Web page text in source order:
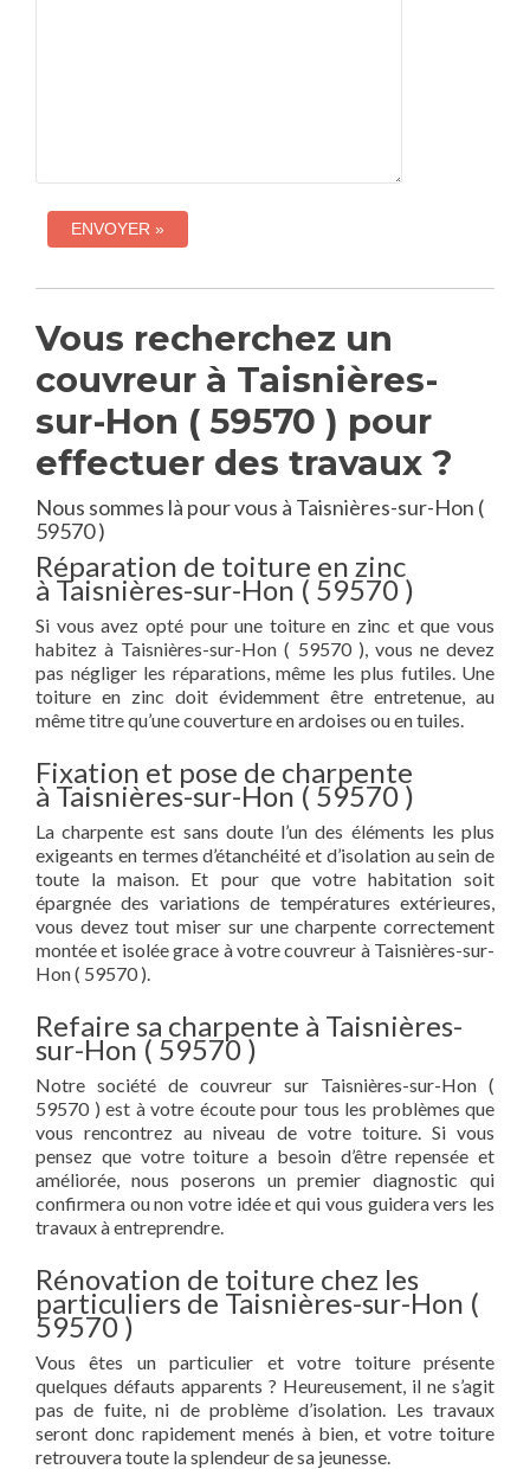
Vous recherchez un
couvreur à Taisnières-
sur-Hon ( 59570 ) pour
effectuer des travaux ?
Nous sommes là pour vous à Taisnières-sur-Hon (
59570 )
Réparation de toiture en zinc
à Taisnières-sur-Hon ( 59570 )
Si vous avez opté pour une toiture en zinc et que vous
habitez à Taisnières-sur-Hon ( 59570 ), vous ne devez
pas négliger les réparations, même les plus futiles. Une
toiture en zinc doit évidemment être entretenue, au
même titre qu’une couverture en ardoises ou en tuiles.
Fixation et pose de charpente
à Taisnières-sur-Hon ( 59570 )
La charpente est sans doute l’un des éléments les plus
exigeants en termes d’étanchéité et d’isolation au sein de
toute la maison. Et pour que votre habitation soit
épargnée des variations de températures extérieures,
vous devez tout miser sur une charpente correctement
montée et isolée grace à votre couvreur à Taisnières-sur-
Hon ( 59570 ).
Refaire sa charpente à Taisnières-
sur-Hon ( 59570 )
Notre société de couvreur sur Taisnières-sur-Hon (
59570 ) est à votre écoute pour tous les problèmes que
vous rencontrez au niveau de votre toiture. Si vous
pensez que votre toiture a besoin d’être repensée et
améliorée, nous poserons un premier diagnostic qui
confirmera ou non votre idée et qui vous guidera vers les
travaux à entreprendre.
Rénovation de toiture chez les
particuliers de Taisnières-sur-Hon (
59570 )
Vous êtes un particulier et votre toiture présente
quelques défauts apparents ? Heureusement, il ne s’agit
pas de fuite, ni de problème d’isolation. Les travaux
seront donc rapidement menés à bien, et votre toiture
retrouvera toute la splendeur de sa jeunesse.